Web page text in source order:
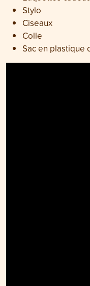
Stylo
Ciseaux
Colle
Sac en plastique